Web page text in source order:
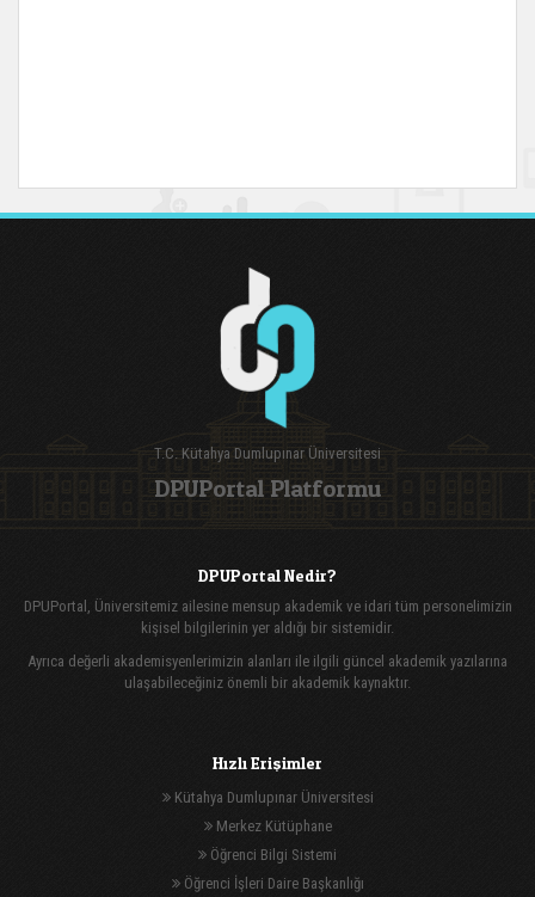
T.C. Kütahya Dumlupınar Üniversitesi
DPUPortal Platformu
DPUPortal Nedir?
DPUPortal, Üniversitemiz ailesine mensup akademik ve idari tüm personelimizin
kişisel bilgilerinin yer aldığı bir sistemidir.
Ayrıca değerli akademisyenlerimizin alanları ile ilgili güncel akademik yazılarına
ulaşabileceğiniz önemli bir akademik kaynaktır.
Hızlı Erişimler
Kütahya Dumlupınar Üniversitesi
Merkez Kütüphane
Öğrenci Bilgi Sistemi
Öğrenci İşleri Daire Başkanlığı